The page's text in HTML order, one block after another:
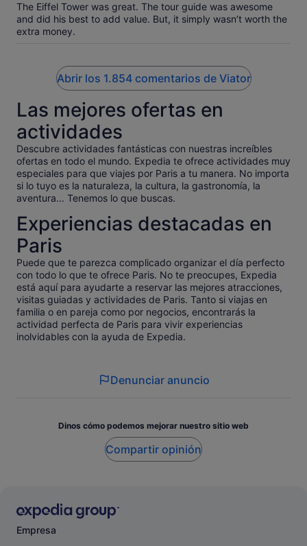
The Eiffel Tower was great. The tour guide was awesome
and did his best to add value. But, it simply wasn’t worth the
extra money.
Abrir los 1.854 comentarios de Viator
Las mejores ofertas en
actividades
Descubre actividades fantásticas con nuestras increíbles
ofertas en todo el mundo. Expedia te ofrece actividades muy
especiales para que viajes por Paris a tu manera. No importa
si lo tuyo es la naturaleza, la cultura, la gastronomía, la
aventura... Tenemos lo que buscas.
Experiencias destacadas en
Paris
Puede que te parezca complicado organizar el día perfecto
con todo lo que te ofrece Paris. No te preocupes, Expedia
está aquí para ayudarte a reservar las mejores atracciones,
visitas guiadas y actividades de Paris. Tanto si viajas en
familia o en pareja como por negocios, encontrarás la
actividad perfecta de Paris para vivir experiencias
inolvidables con la ayuda de Expedia.
Denunciar anuncio
Dinos cómo podemos mejorar nuestro sitio web
Compartir opinión
Empresa